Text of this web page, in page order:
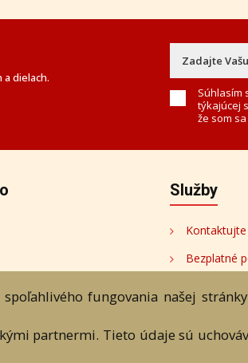
a dielach.
Súhlasím
týkajúcej
že som
Služby
Kontaktujte
Bezplatné
fungovania našej
partnermi. Tieto údaje sú